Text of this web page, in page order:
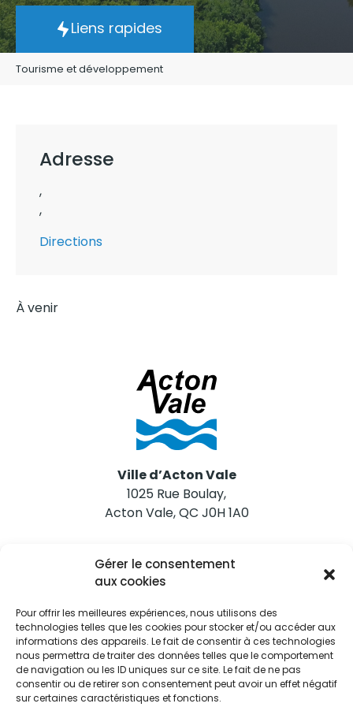
Gérer le consentement
aux cookies
Pour offrir les meilleures expériences, nous utilisons des
technologies telles que les cookies pour stocker et/ou accéder aux
informations des appareils. Le fait de consentir à ces technologies
nous permettra de traiter des données telles que le comportement
de navigation ou les ID uniques sur ce site. Le fait de ne pas
consentir ou de retirer son consentement peut avoir un effet négatif
sur certaines caractéristiques et fonctions.
Liens rapides
Tourisme et développement
Adresse
,
,
Directions
À venir
Ville d’Acton Vale
1025 Rue Boulay,
Acton Vale, QC J0H 1A0
Nous joindre
Tél. 450 546-2703
Restez informés
Abonnez-vous aux alertes municipales